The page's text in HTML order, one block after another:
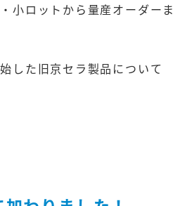
小ロットから量産オーダーま
した旧京セラ製品について